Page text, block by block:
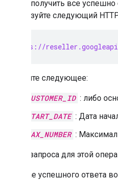
Чтобы получить все
используйте следующий
GET https://
Замените следующее:
CUSTOMER_ID : либо
START_DATE : Дата
MAX_NUMBER :
В теле запроса для этой
В случае успешного ответа